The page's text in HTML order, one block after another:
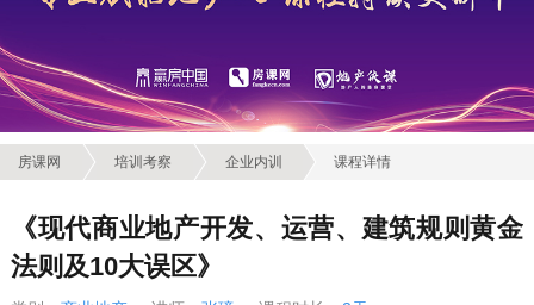
房课网 培训考察 企业内训 课程详情
《现代商业地产开发、运营、建筑规则黄金
法则及10大误区》